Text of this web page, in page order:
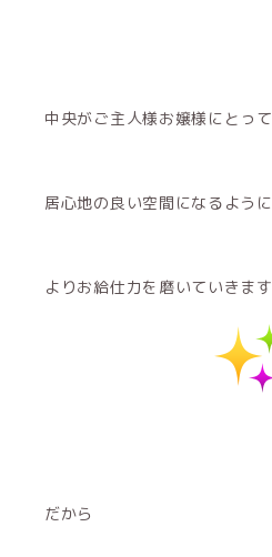
中央がご主人様お嬢様にとって
居心地の良い空間になるように
よりお給仕力を磨いていきます
だから